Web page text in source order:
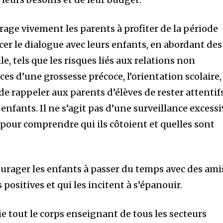
vivement les parents à profiter de la période
le dialogue avec leurs enfants, en abordant des
tels que les risques liés aux relations non
d’une grossesse précoce, l’orientation scolaire,
rappeler aux parents d’élèves de rester
Il ne s’agit pas d’une surveillance
pour comprendre qui ils côtoient et quelles sont
les enfants à passer du temps avec des
et qui les incitent à s’épanouir.
tout le corps enseignant de tous les secteurs